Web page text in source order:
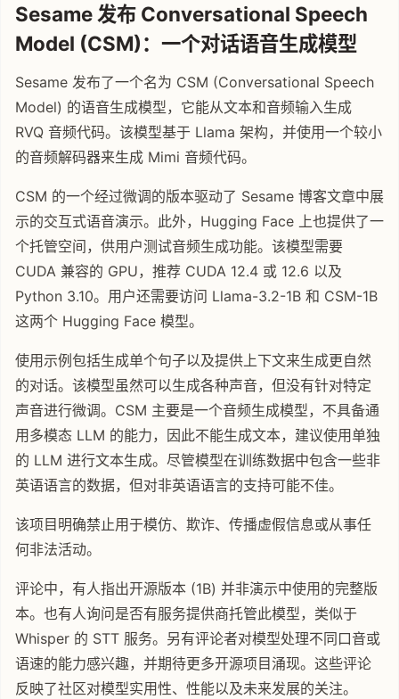
Sesame 发布 Conversational Speech
Model (CSM)：一个对话语音生成模型
Sesame 发布了一个名为 CSM (Conversational Speech
Model) 的语音生成模型，它能从文本和音频输入生成
RVQ 音频代码。该模型基于 Llama 架构，并使用一个较小
的音频解码器来生成 Mimi 音频代码。
CSM 的一个经过微调的版本驱动了 Sesame 博客文章中展
示的交互式语音演示。此外，Hugging Face 上也提供了一
个托管空间，供用户测试音频生成功能。该模型需要
CUDA 兼容的 GPU，推荐 CUDA 12.4 或 12.6 以及
Python 3.10。用户还需要访问 Llama-3.2-1B 和 CSM-1B
这两个 Hugging Face 模型。
使用示例包括生成单个句子以及提供上下文来生成更自然
的对话。该模型虽然可以生成各种声音，但没有针对特定
声音进行微调。CSM 主要是一个音频生成模型，不具备通
用多模态 LLM 的能力，因此不能生成文本，建议使用单独
的 LLM 进行文本生成。尽管模型在训练数据中包含一些非
英语语言的数据，但对非英语语言的支持可能不佳。
该项目明确禁止用于模仿、欺诈、传播虚假信息或从事任
何非法活动。
评论中，有人指出开源版本 (1B) 并非演示中使用的完整版
本。也有人询问是否有服务提供商托管此模型，类似于
Whisper 的 STT 服务。另有评论者对模型处理不同口音或
语速的能力感兴趣，并期待更多开源项目涌现。这些评论
反映了社区对模型实用性、性能以及未来发展的关注。